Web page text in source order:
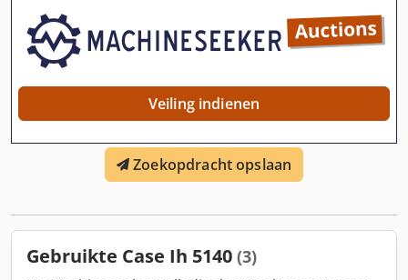
van een ander aanbod. Wijzigingen en fouten
voorbehouden. Inventarisnummer: 2926-26
Veiling indienen
Zoekopdracht opslaan
Gebruikte Case Ih 5140 (3)